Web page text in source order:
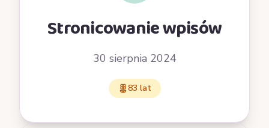
Stronicowanie wpisów
30 sierpnia 2024
83 lat